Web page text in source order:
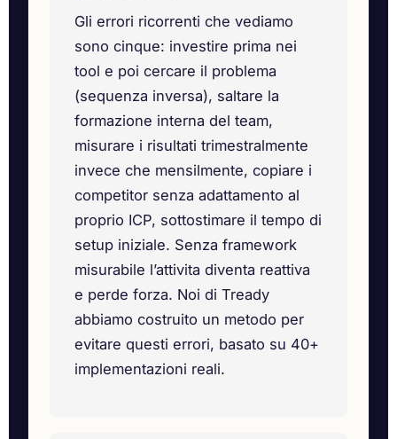
Gli errori ricorrenti che vediamo
sono cinque: investire prima nei
tool e poi cercare il problema
(sequenza inversa), saltare la
formazione interna del team,
misurare i risultati trimestralmente
invece che mensilmente, copiare i
competitor senza adattamento al
proprio ICP, sottostimare il tempo di
setup iniziale. Senza framework
misurabile l’attivita diventa reattiva
e perde forza. Noi di Tready
abbiamo costruito un metodo per
evitare questi errori, basato su 40+
implementazioni reali.